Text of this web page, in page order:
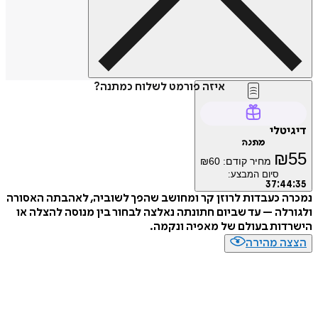
איזה פורמט לשלוח כמתנה?
₪ מחיר קודם: ₪60
סיום המבצע:
37:
כעבדות לרוזן קר ומחושב שהפך לשוביה, לאהבתה האסורה
– עד שביום חתונתה נאלצה לבחור בין מנוסה להצלה או
בעולם של מאפיה ונקמה.
מהירה